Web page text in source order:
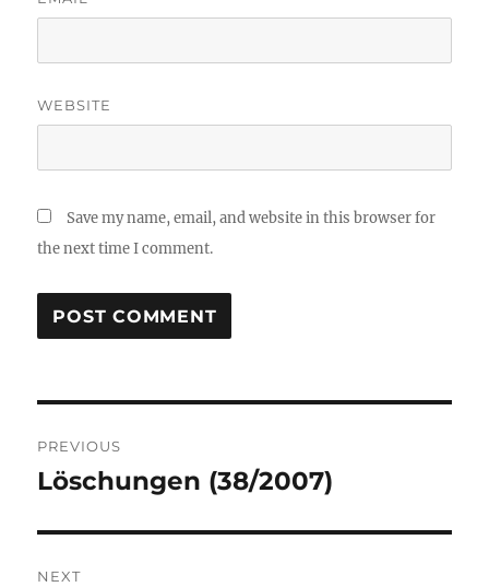
WEBSITE
Save my name, email, and website in this browser for
the next time I comment.
navigation
PREVIOUS
Previous
Löschungen (38/2007)
NEXT